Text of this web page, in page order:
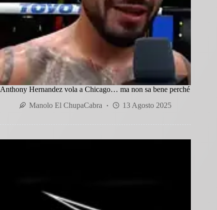
Anthony Hernandez vola a Chicago… ma non sa bene perché
Manolo El ChupaCabra
13 Agosto 2025